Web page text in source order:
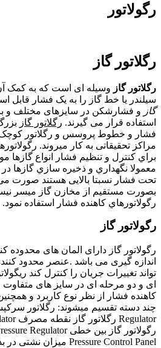
رگولاتور
رگلاتور گاز
رگلاتور گاز وسیله ای است که به کمک آن
سیلندر یا خط گاز را به یک فشار قابل
گاز و فشارشکن در سایزهای مختلف و
استفاده قرار می گیرند. رگلاتور گاز
فشار و خطوط پروسس و رگلاتور کوچک
مراکز تحقیقاتی به کار میروند.
ﺑﺮاي ﮐﻨﺘﺮل و ﺗﻨﻈﯿﻢ ﻓﺸﺎر اﻧﻮاع ﮔﺎزﻫﺎ
ﻣﻌﻤﻮﻻ ﻧﮕﻬﺪاري و ذﺧﯿﺮه ﺳﺎزي ﮔﺎزﻫﺎ در
ﺗﺤﺖ ﻓﺸﺎر ﻧﺴﺒﺘﺎ ﺑﺎﻻﯾﯽ ﻫﺴﺘﻨﺪ ﺻﻮرت ﻣﯽ
ﺑﺼﻮرت ﻣﺴﺘﻘﯿﻢ از ﻣﺨﺎزن ﮔﺎز ﻣﯿﺴﺮ
رﮔﻮﻻﺗﻮرﻫﺎي ﮐﺎﻫﻨﺪه ﻓﺸﺎر اﺳﺘﻔﺎده ﻧﻤﻮد.
رگولاتور گاز
رگولاتور گاز دارای المان های محدوده
اندازه گیری می باشد .عنصر محدود
تواند تغییرات جریان را کنترل کند
ای و دو مرحله ای در سایز های متفاوت
کاهنده فشار از نظر نوع کاربرد و
چند دسته تقسیم میشوند: رگلاتور
Regulator رگلاتور گاز نقطه مصرف Point of Use Regulator
رگولاتور گاز بین خطی Line Pressure Regulator
Pressure Control Panel میزان نشتی در